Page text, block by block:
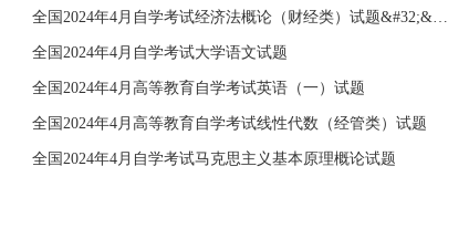
全国2024年4月自学考试经济法概论（财经类）试题&#32;&#32;
全国2024年4月自学考试大学语文试题
全国2024年4月高等教育自学考试英语（一）试题
全国2024年4月高等教育自学考试线性代数（经管类）试题
全国2024年4月自学考试马克思主义基本原理概论试题